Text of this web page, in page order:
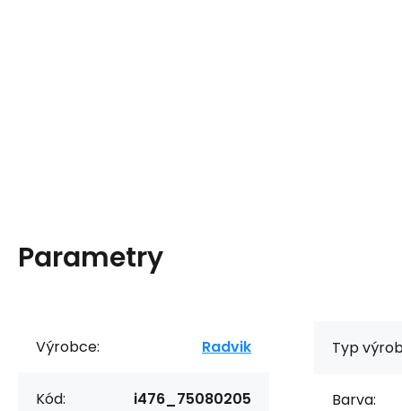
Parametry
Výrobce: Radvik
Kód: i476_75080205
Typ
Barva: